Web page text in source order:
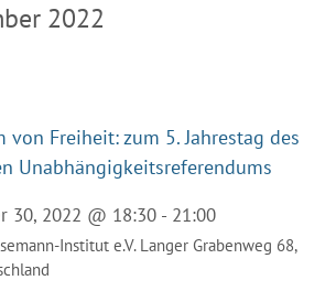
2022
von Freiheit: zum 5. Jahrestag des
Unabhängigkeitsreferendums
30, 2022 @ 18:30 - 21:00
Institut e.V. Langer Grabenweg 68,